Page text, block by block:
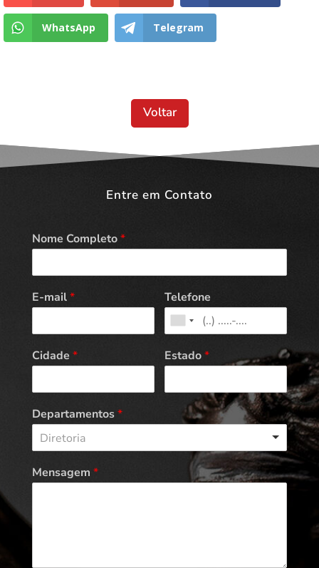
WhatsApp Telegram
Voltar
Entre em Contato
Nome Completo*
E-mail* Telefone
Cidade * Estado*
Departamentos*
Diretoria
Mensagem *